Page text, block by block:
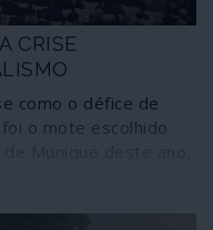
CRISE
como o défice de
o mote escolhido
vive uma crise